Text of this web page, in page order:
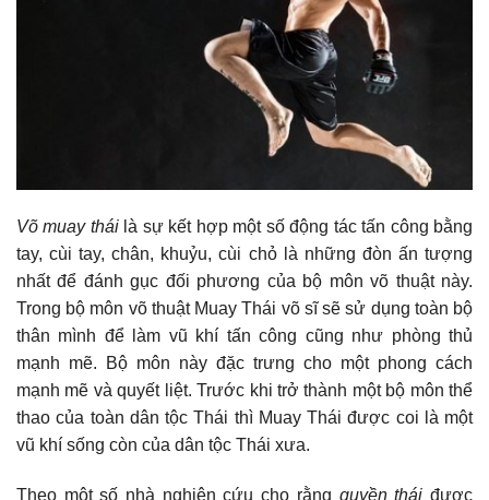
Võ muay tháilà sự kết hợp một số động tác tấn công bằng
tay, cùi tay, chân, khuỷu, cùi chỏ là những đòn ấn tượng
nhất để đánh gục đối phương của bộ môn võ thuật này.
Trong bộ môn võ thuật Muay Thái võ sĩ sẽ sử dụng toàn bộ
thân mình để làm vũ khí tấn công cũng như phòng thủ
mạnh mẽ. Bộ môn này đặc trưng cho một phong cách
mạnh mẽ và quyết liệt. Trước khi trở thành một bộ môn thể
thao của toàn dân tộc Thái thì Muay Thái được coi là một
vũ khí sống còn của dân tộc Thái xưa.
Theo một số nhà nghiên cứu cho rằng quyền thái được